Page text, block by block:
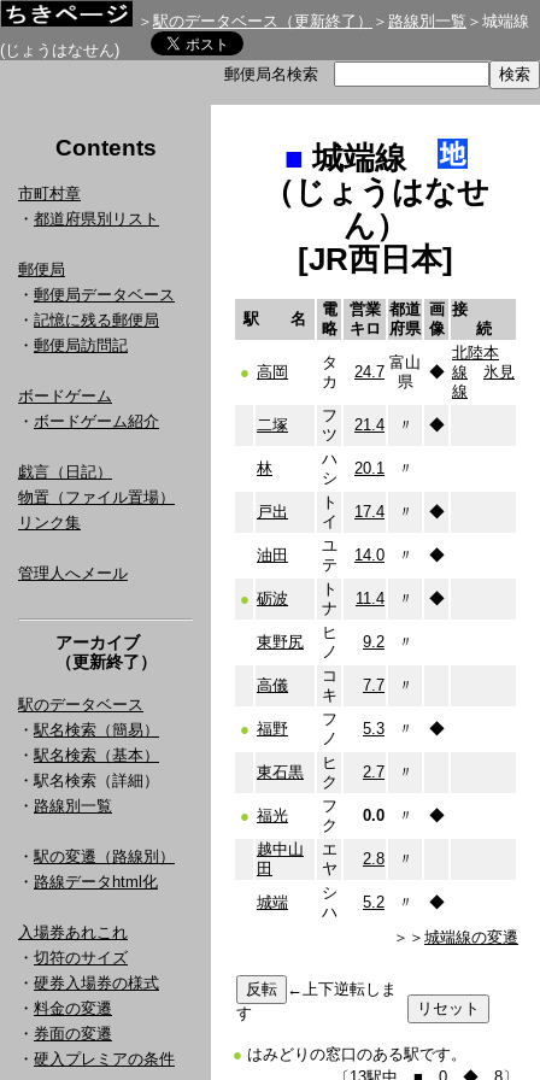
＞ 駅のデータベース（更新終了） ＞ 路線別一覧 ＞城端線
(じょうはなせん)
郵便局名検索
Contents
市町村章
・ 都道府県別リスト
郵便局
・ 郵便局データベース
・ 記憶に残る郵便局
・ 郵便局訪問記
ボードゲーム
・ ボードゲーム紹介
戯言（日記）
物置（ファイル置場）
リンク集
管理人へメール
アーカイブ
（更新終了）
駅のデータベース
・ 駅名検索（簡易）
・ 駅名検索（基本）
・駅名検索（詳細）
・ 路線別一覧
・ 駅の変遷（路線別）
・ 路線データhtml化
入場券あれこれ
・ 切符のサイズ
・ 硬券入場券の様式
・ 料金の変遷
・ 券面の変遷
・ 硬入プレミアの条件
■城端線
（じょうはなせ
ん）
[JR西日本]
駅 名
電
略
営業
キロ
都道
府県
画
像
接
続
● 高岡
タ
カ
24.7
富山
県
◆
北陸本
線
氷見
線
二塚
フ
ツ
21.4 〃 ◆
林
ハ
シ
20.1 〃
戸出
ト
イ
17.4 〃 ◆
油田
ユ
テ
14.0 〃 ◆
● 砺波
ト
ナ
11.4 〃 ◆
東野尻
ヒ
ノ
9.2 〃
高儀
コ
キ
7.7 〃
● 福野
フ
ノ
5.3 〃 ◆
東石黒
ヒ
ク
2.7 〃
● 福光
フ
ク
0.0 〃
◆
越中山
田
エ
ヤ
2.8 〃
城端
シ
ハ
5.2 〃
◆
＞＞ 城端線の変遷
←上下逆転しま
す
● はみどりの窓口のある駅です。